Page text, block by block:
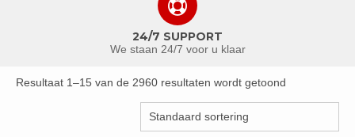
24/7 SUPPORT
We staan 24/7 voor u klaar
Resultaat 1–15 van de 2960 resultaten wordt getoond